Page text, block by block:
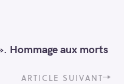
Hommage aux morts
ARTICLE SUIVANT